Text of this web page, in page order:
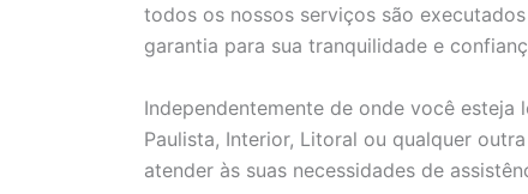
todos os nossos serviços são
garantia para sua tranquilidade e
Independentemente de onde você esteja
Paulista, Interior, Litoral ou qualquer
atender às suas necessidades de